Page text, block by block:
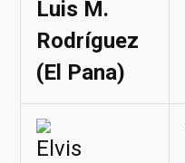
Luis M.
Rodríguez
(El Pana)